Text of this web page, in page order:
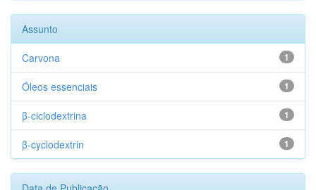
Assunto
1
Carvona
1
Óleos essenciais
1
β-ciclodextrina
1
β-cyclodextrin